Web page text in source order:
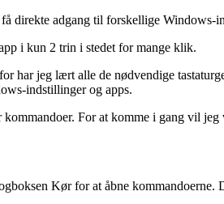
direkte adgang til forskellige Windows-
i kun 2 trin i stedet for mange klik.
har jeg lært alle de nødvendige
indstillinger og apps.
For at komme i gang vil
Kør for at åbne